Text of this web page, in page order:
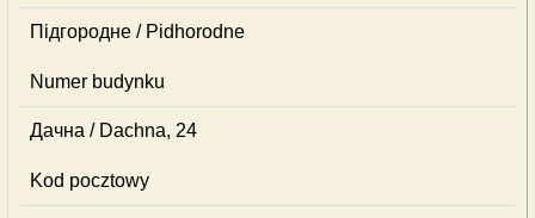
Підгородне / Pidhorodne
Numer budynku
Дачна / Dachna, 24
Kod pocztowy